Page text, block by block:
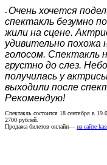
- Очень хочется
спектакль безумно
жили на сцене.
удивительно похожа
голосом. Спектакль
грустно до слез.
получилась у
выходили после
Рекомендую!
Спектакль состоится 18 сентября в
2700 рублей.
Продажа билетов онлайн— на сайте